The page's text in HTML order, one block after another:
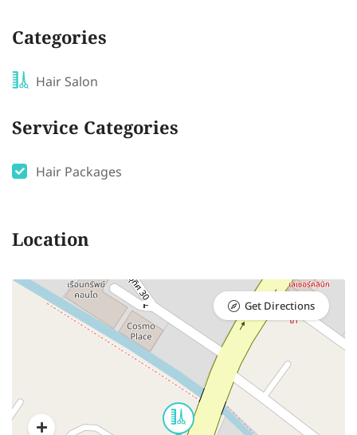
Categories
Hair Salon
Service Categories
Hair Packages
Location
Get Directions